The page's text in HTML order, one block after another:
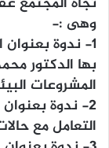
وهى :-
١- ندوة بعنوان
بها الدكتور
المشروعات
٢- ندوة
التعامل مع